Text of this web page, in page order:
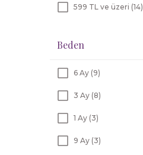
599 TL ve üzeri (14)
Beden
6 Ay (9)
3 Ay (8)
1 Ay (3)
9 Ay (3)